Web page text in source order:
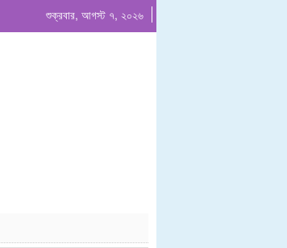
শুক্রবার, আগস্ট ৭, ২০২৬